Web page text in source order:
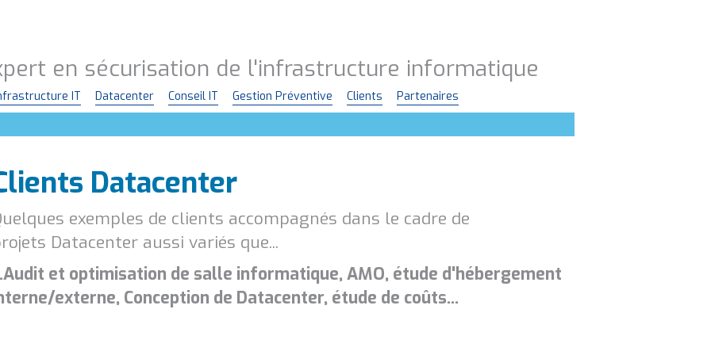
en sécurisation de l'infrastructure informatique
IT Datacenter Conseil IT Gestion Préventive Clients
Partenaires
Datacenter
exemples de clients accompagnés dans le cadre de
Datacenter aussi variés que...
et optimisation de salle informatique, AMO, étude d'hébergement
externe, Conception de Datacenter, étude de coûts...